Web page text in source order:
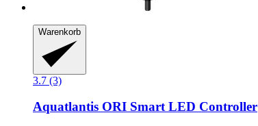
Warenkorb
3.7 (3)
Aquatlantis ORI Smart LED Controller